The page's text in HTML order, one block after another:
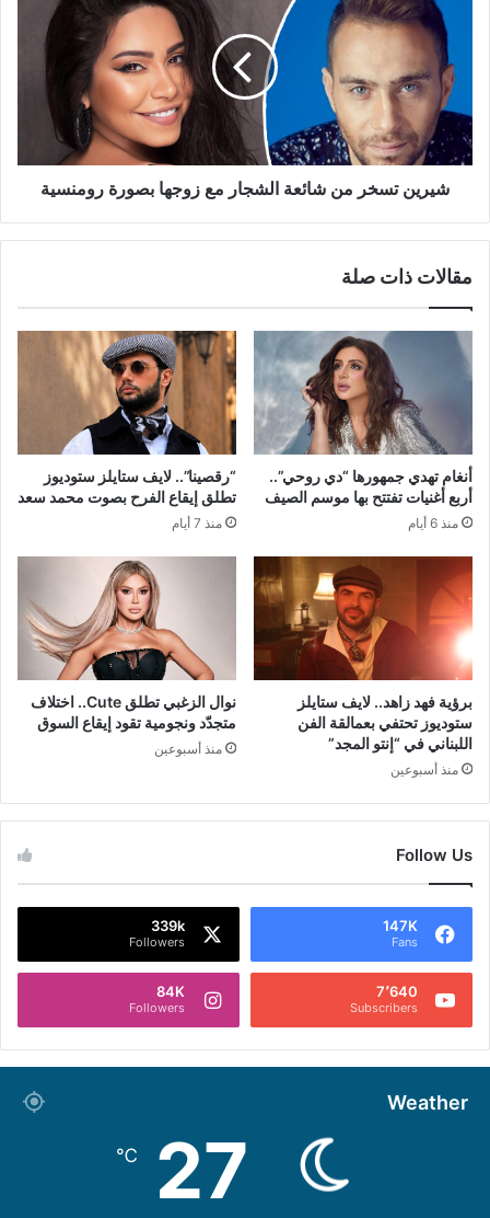
شائعة
الشجار
زوجها
بصورة
رومنسية
شيرين تسخر من شائعة الشجار مع زوجها بصورة رومنسية
مقالات ذات صلة
أنغام تهدي جمهورها “دي روحي”..
أربع أغنيات تفتتح بها موسم الصيف
منذ 6 أيام
“رقصينا”.. لايف ستايلز ستوديوز
تطلق إيقاع الفرح بصوت محمد سعد
منذ 7 أيام
برؤية فهد زاهد.. لايف ستايلز
ستوديوز تحتفي بعمالقة الفن
اللبناني في “إنتو المجد”
منذ أسبوعين
نوال الزغبي تطلق Cute.. اختلاف
متجدّد ونجومية تقود إيقاع السوق
منذ أسبوعين
Follow Us
147K
Fans
339k
Followers
7٬640
Subscribers
84K
Followers
Weather
27
℃